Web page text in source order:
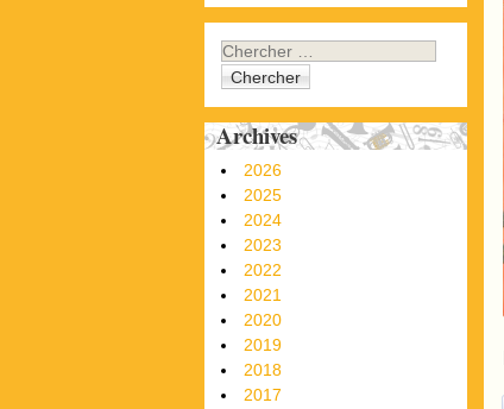
Chercher
Archives
2026
2025
2024
2023
2022
2021
2020
2019
2018
2017